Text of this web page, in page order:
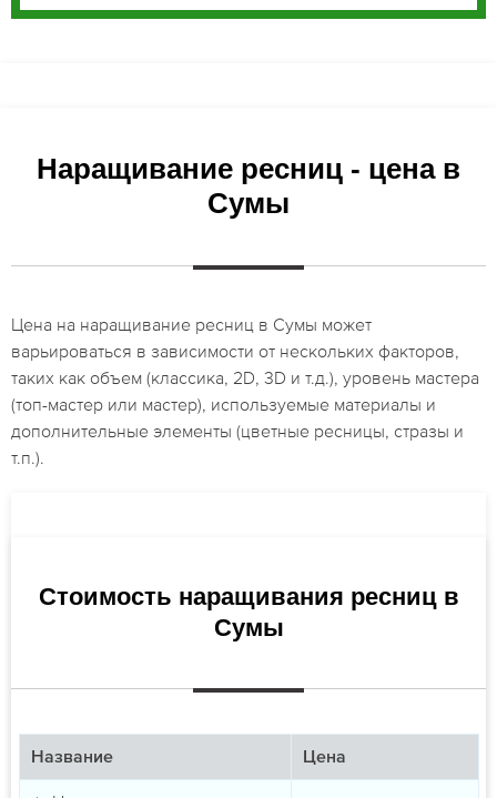
Наращивание ресниц - цена в
Сумы
Цена на наращивание ресниц в Сумы может
варьироваться в зависимости от нескольких факторов,
таких как объем (классика, 2D, 3D и т.д.), уровень мастера
(топ-мастер или мастер), используемые материалы и
дополнительные элементы (цветные ресницы, стразы и
т.п.).
Стоимость наращивания ресниц в
Сумы
Название Цена